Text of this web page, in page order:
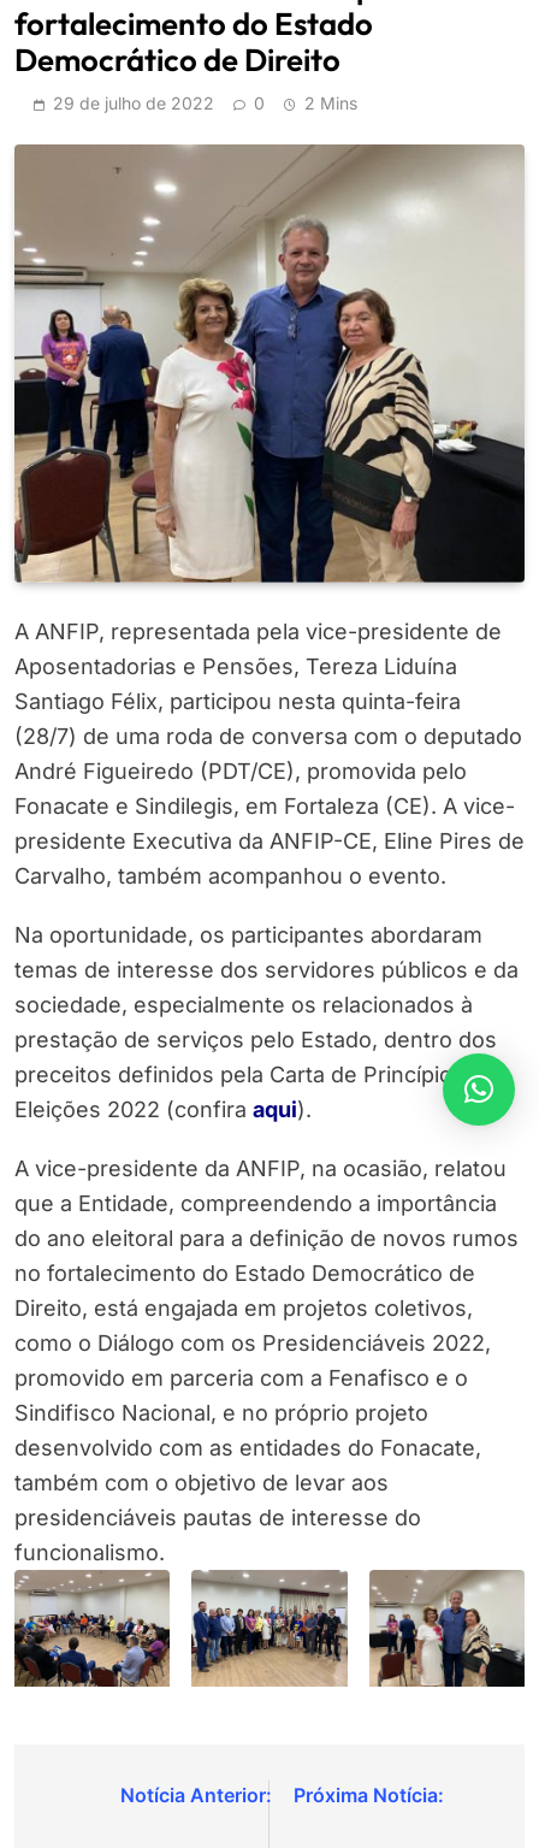
fortalecimento do Estado
Democrático de Direito
29 de julho de 2022 0 2 Mins
A ANFIP, representada pela vice-presidente de
Aposentadorias e Pensões, Tereza Liduína
Santiago Félix, participou nesta quinta-feira
(28/7) de uma roda de conversa com o deputado
André Figueiredo (PDT/CE), promovida pelo
Fonacate e Sindilegis, em Fortaleza (CE). A vice-
presidente Executiva da ANFIP-CE, Eline Pires de
Carvalho, também acompanhou o evento.
Na oportunidade, os participantes abordaram
temas de interesse dos servidores públicos e da
sociedade, especialmente os relacionados à
prestação de serviços pelo Estado, dentro dos
preceitos definidos pela Carta de Princípios –
Eleições 2022 (confira aqui).
A vice-presidente da ANFIP, na ocasião, relatou
que a Entidade, compreendendo a importância
do ano eleitoral para a definição de novos rumos
no fortalecimento do Estado Democrático de
Direito, está engajada em projetos coletivos,
como o Diálogo com os Presidenciáveis 2022,
promovido em parceria com a Fenafisco e o
Sindifisco Nacional, e no próprio projeto
desenvolvido com as entidades do Fonacate,
também com o objetivo de levar aos
presidenciáveis pautas de interesse do
funcionalismo.
Navegação